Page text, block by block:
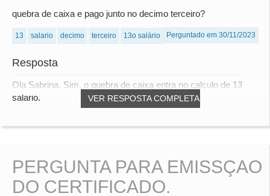
quebra de caixa e pago junto no decimo terceiro?
13 salario decimo terceiro 13o salário Perguntado em 30/11/2023
Resposta
VER RESPOSTA COMPLETA
Ola Sabrina, Sim, o quebra de caixa entra no calculo de 13
salario.
PERGUNTA PARA EMISSÇAO
DO CERTIFICADO.